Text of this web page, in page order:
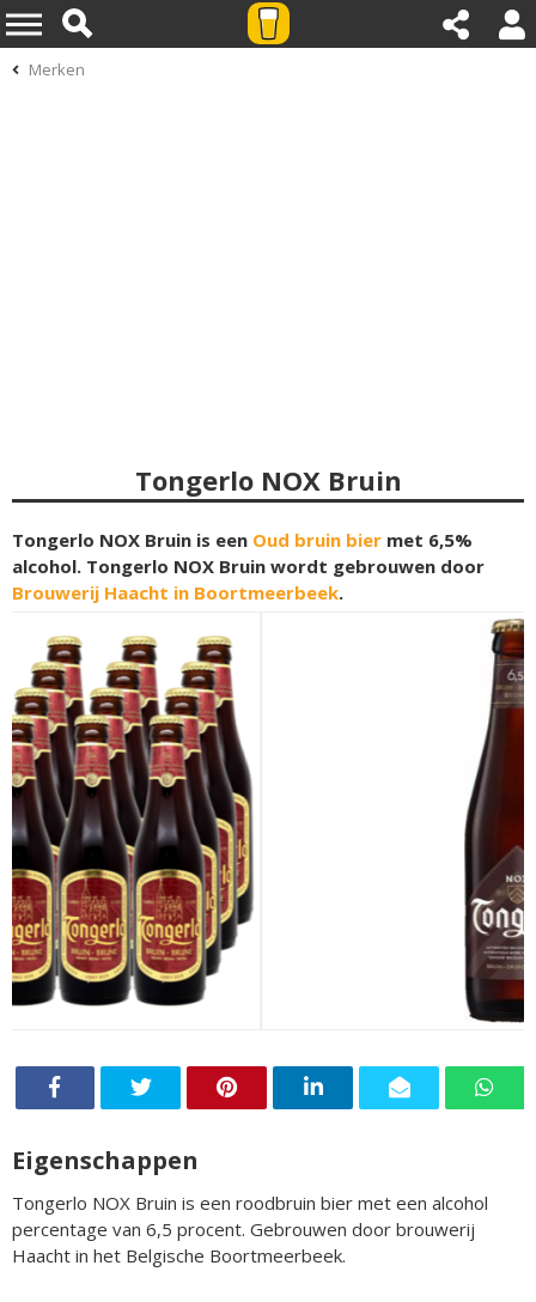
Merken
Tongerlo NOX Bruin
Tongerlo NOX Bruin is een Oud bruin bier met 6,5%
alcohol. Tongerlo NOX Bruin wordt gebrouwen door
Brouwerij Haacht in Boortmeerbeek.
Eigenschappen
Tongerlo NOX Bruin is een roodbruin bier met een alcohol
percentage van 6,5 procent. Gebrouwen door brouwerij
Haacht in het Belgische Boortmeerbeek.